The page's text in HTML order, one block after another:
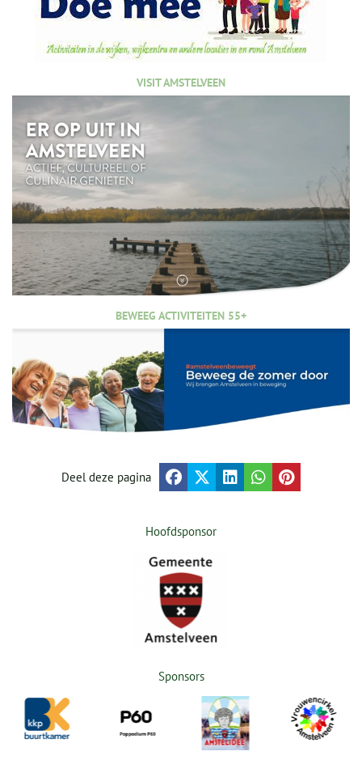
VISIT AMSTELVEEN
BEWEEG ACTIVITEITEN 55+
Deel deze pagina
Hoofdsponsor
Sponsors